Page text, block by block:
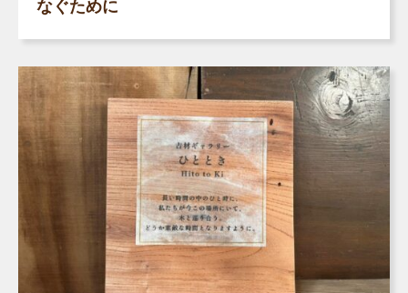
なぐために